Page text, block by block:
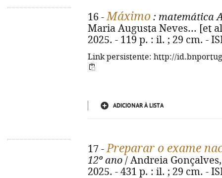
16 -Máximo : matemática
Maria Augusta Neves... [et
2025. - 119 p. : il. ; 29 cm. -
Link persistente: http://
ADICIONAR À LISTA
17 -Preparar o exame
12º ano / Andreia
2025. - 431 p. : il. ; 29 cm. -